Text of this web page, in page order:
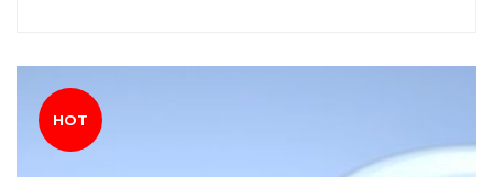
HOT